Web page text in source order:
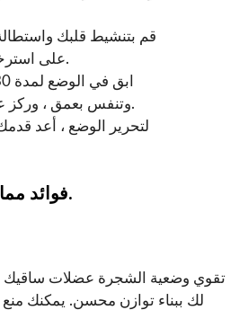
قم بتنشيط قلبك
على استرخاء كتفيك بعيدًا عن أذنيك.
وتنفس بعمق ، وركز عينيك على نقطة دريشتي.
لتحرير الوضع ، أعد
فوائد ممارسة وضعية الشجرة.
تقوي وضعية الشجرة عضلات ساقيك
لك ببناء توازن محسن. يمكنك